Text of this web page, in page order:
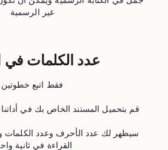
غير الرسمية
عدد الكلمات في
فقط اتبع خطوتين
القراءة في ثانية